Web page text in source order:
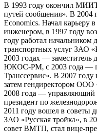
В 1993 году окончил
путей сообщения». В 2004
Economics. Начал карьеру
инженером, в 1997 году
году работал начальником
транспортных услуг ЗАО
2003 годах — заместитель
ЮКОС-РМ, с 2003 года —
Транссервис». В 2007 году
затем гендиректором ООО
2008 года — управляющий
президент по
2011 году вошел в советы
ЗАО «Русская тройка», в
совет ВМТП, стал вице-